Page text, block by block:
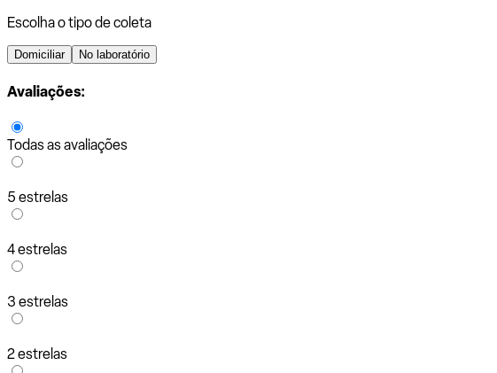
Escolha o tipo de coleta
Domiciliar No laboratório
Avaliações:
Todas as avaliações
5 estrelas
4 estrelas
3 estrelas
2 estrelas